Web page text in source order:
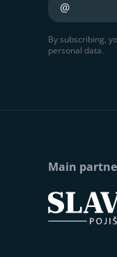
By subscribing,
personal data.
Main